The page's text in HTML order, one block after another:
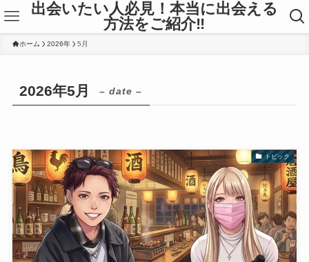
出会いたい人必見！本当に出会える
方法をご紹介‼
ホーム 2026年 5月
2026年5月 – date –
トピック